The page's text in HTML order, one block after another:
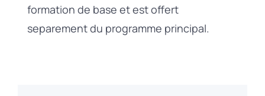
formation de base et est offert
separement du programme principal.